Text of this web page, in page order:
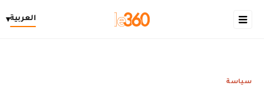
العربية▾
سياسة